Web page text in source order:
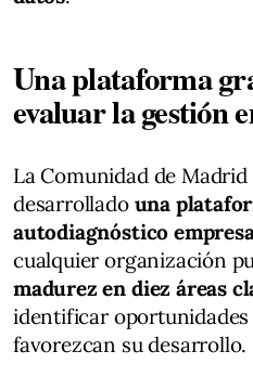
Una plataforma
evaluar la gestión
La Comunidad de
desarrollado una
autodiagnóstico
cualquier organización
madurez en diez áreas
identificar oportunidades
favorezcan su desarrollo.